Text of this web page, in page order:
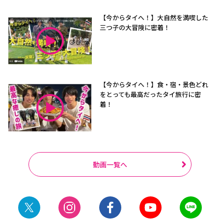
【今からタイへ！】大自然を満喫した
三つ子の大冒険に密着！
【今からタイへ！】食・宿・景色どれ
をとっても最高だったタイ旅行に密
着！
動画一覧へ